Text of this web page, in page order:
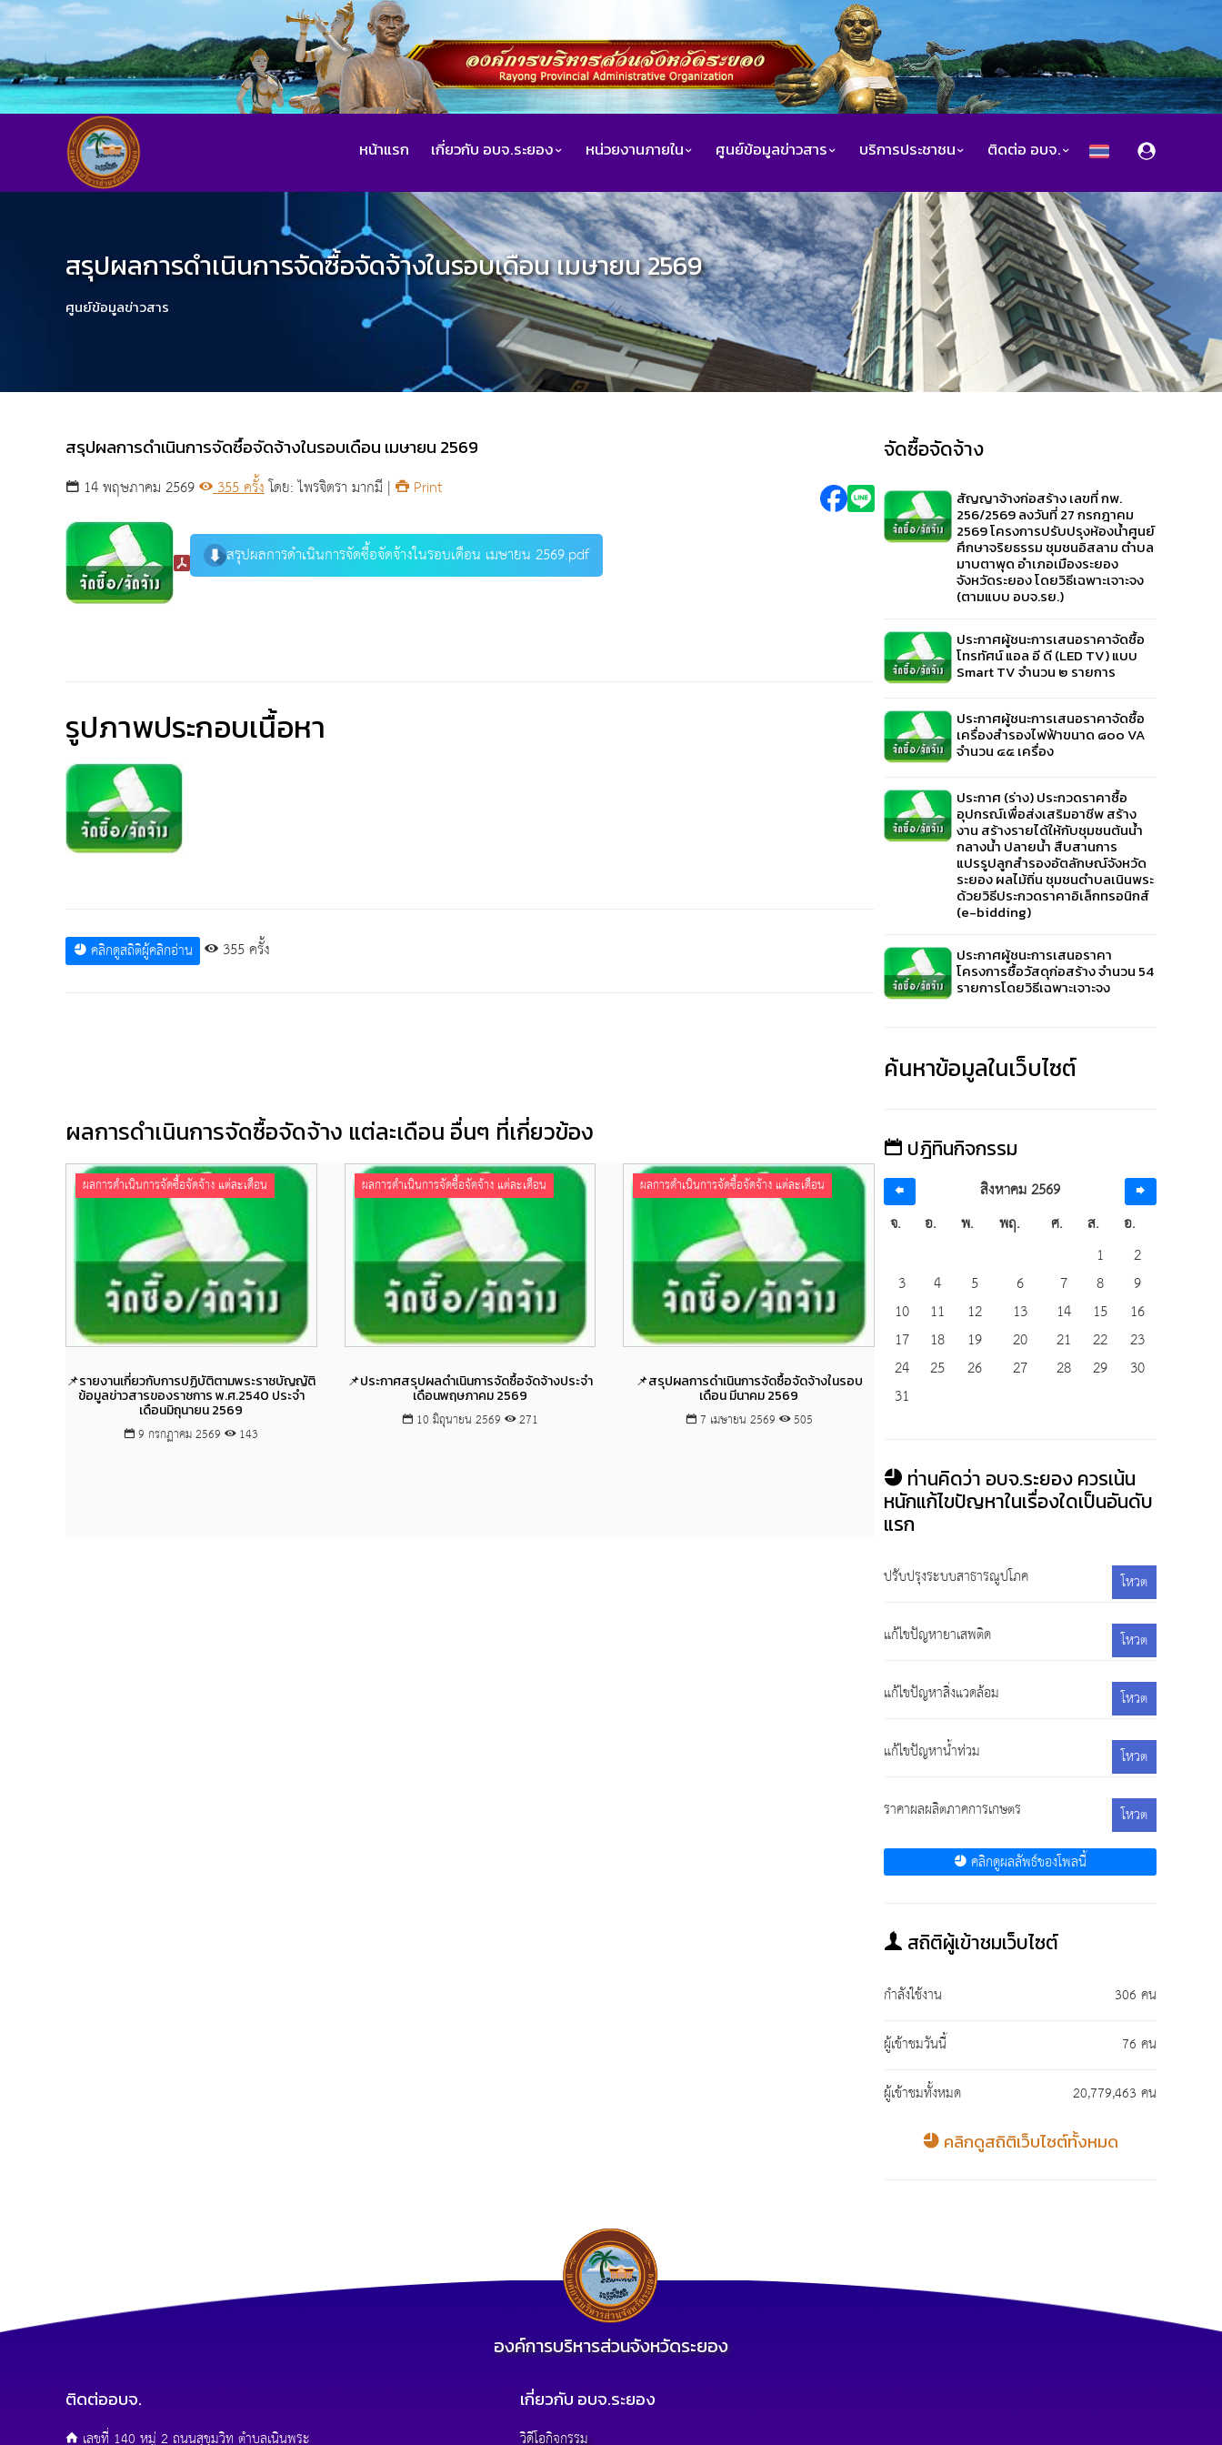
หน้าแรก เกี่ยวกับ อบจ.ระยอง หน่วยงานภายใน ศูนย์ข้อมูลข่าวสาร บริการประชาชน ติดต่อ อบจ.
สรุปผลการดำเนินการจัดซื้อจัดจ้างในรอบเดือน เมษายน 2569
ศูนย์ข้อมูลข่าวสาร
สรุปผลการดำเนินการจัดซื้อจัดจ้างในรอบเดือน เมษายน 2569
14 พฤษภาคม 2569 355 ครั้งโดย: ไพรจิตรา มากมี | Print
สรุปผลการดำเนินการจัดซื้อจัดจ้างในรอบเดือน เมษายน 2569.pdf
รูปภาพประกอบเนื้อหา
คลิกดูสถิติผู้คลิกอ่าน 355 ครั้ง
ผลการดำเนินการจัดซื้อจัดจ้าง แต่ละเดือน อื่นๆ ที่เกี่ยวข้อง
ผลการดำเนินการจัดซื้อจัดจ้าง แต่ละเดือน
📌รายงานเกี่ยวกับการปฏิบัติตามพระราชบัญญัติ
ข้อมูลข่าวสารของราชการ พ.ศ.2540 ประจำ
เดือนมิถุนายน 2569
9 กรกฏาคม 2569 143
ผลการดำเนินการจัดซื้อจัดจ้าง แต่ละเดือน
📌ประกาศสรุปผลดำเนินการจัดซื้อจัดจ้างประจำ
เดือนพฤษภาคม 2569
10 มิถุนายน 2569 271
ผลการดำเนินการจัดซื้อจัดจ้าง แต่ละเดือน
📌สรุปผลการดำเนินการจัดซื้อจัดจ้างในรอบ
เดือน มีนาคม 2569
7 เมษายน 2569 505
ผลการดำเนินการจัดซื้อจัดจ้าง แต่ละเดือน
Views
จัดซื้อจัดจ้าง
สัญญาจ้างก่อสร้าง เลขที่ กพ.
256/2569 ลงวันที่ 27 กรกฎาคม
2569 โครงการปรับปรุงห้องน้ำศูนย์
ศึกษาจริยธรรม ชุมชนอิสลาม ตำบล
มาบตาพุด อำเภอเมืองระยอง
จังหวัดระยอง โดยวิธีเฉพาะเจาะจง
(ตามแบบ อบจ.รย.)
ประกาศผู้ชนะการเสนอราคาจัดซื้อ
โทรทัศน์ แอล อี ดี (LED TV) แบบ
Smart TV จำนวน ๒ รายการ
ประกาศผู้ชนะการเสนอราคาจัดซื้อ
เครื่องสำรองไฟฟ้าขนาด ๘๐๐ VA
จำนวน ๔๕ เครื่อง
ประกาศ (ร่าง) ประกวดราคาซื้อ
อุปกรณ์เพื่อส่งเสริมอาชีพ สร้าง
งาน สร้างรายได้ให้กับชุมชนต้นน้ำ
กลางน้ำ ปลายน้ำ สืบสานการ
แปรรูปลูกสำรองอัตลักษณ์จังหวัด
ระยอง ผลไม้ถิ่น ชุมชนตำบลเนินพระ
ด้วยวิธีประกวดราคาอิเล็กทรอนิกส์
(e-bidding)
ประกาศผู้ชนะการเสนอราคา
โครงการซื้อวัสดุก่อสร้าง จำนวน 54
รายการโดยวิธีเฉพาะเจาะจง
ค้นหาข้อมูลในเว็บไซต์
ปฎิทินกิจกรรม
สิงหาคม 2569
จ.
อ. พ. พฤ. ศ. ส.
อ.
1
2
3
4 5 6 7 8
9
10
11 12 13 14 15
16
17
18 19 20 21 22
23
24
25 26 27 28 29
30
31
ท่านคิดว่า อบจ.ระยอง ควรเน้น
หนักแก้ไขปัญหาในเรื่องใดเป็นอันดับ
แรก
ปรับปรุงระบบสาธารณูปโภค โหวต
แก้ไขปัญหายาเสพติด โหวต
แก้ไขปัญหาสิ่งแวดล้อม โหวต
แก้ไขปัญหาน้ำท่วม โหวต
ราคาผลผลิตภาคการเกษตร
โหวต
คลิกดูผลลัพธ์ของโพลนี้
สถิติผู้เข้าชมเว็บไซต์
กำลังใช้งาน
306 คน
ผู้เข้าชมวันนี้
76 คน
ผู้เข้าชมทั้งหมด
20,779,463 คน
คลิกดูสถิติเว็บไซต์ทั้งหมด
องค์การบริหารส่วนจังหวัดระยอง
ติดต่ออบจ.
เลขที่ 140 หมู่ 2 ถนนสุขุมวิท ตำบลเนินพระ
เกี่ยวกับ อบจ.ระยอง
วิดีโอกิจกรรม